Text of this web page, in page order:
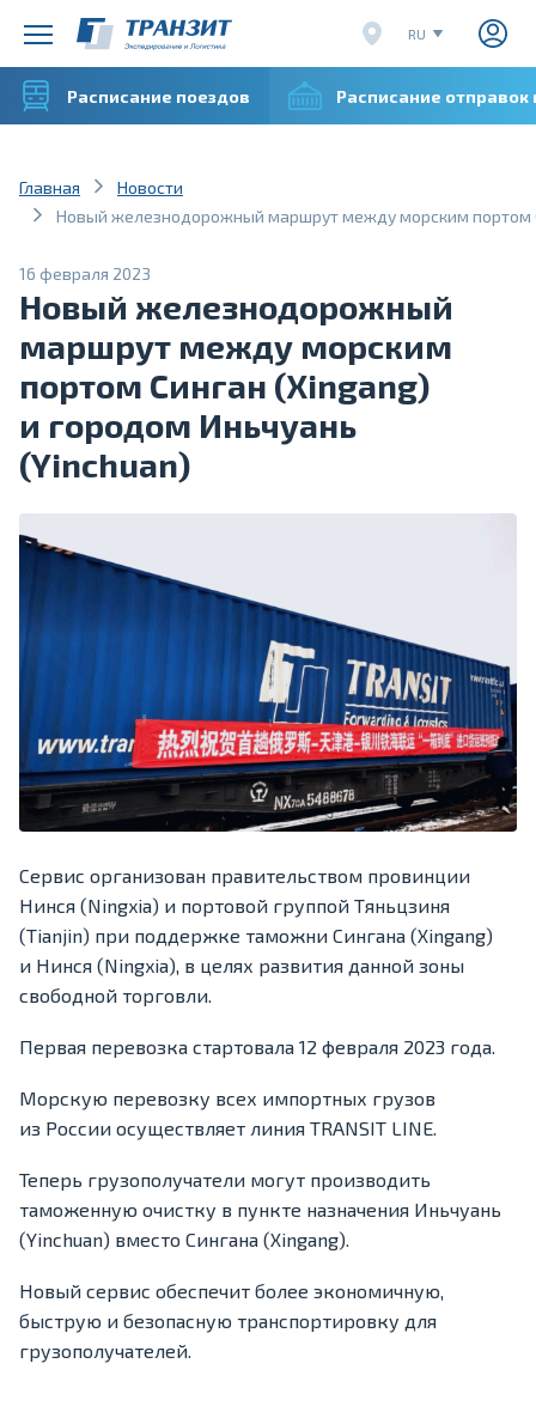
RU
EN
CN
Расписание поездов Расписание
Главная
Новости
Новый железнодорожный маршрут между морским портом
16 февраля 2023
Новый железнодорожный
маршрут между морским
портом Синган (Xingang)
и городом Иньчуань
(Yinchuan)
Сервис организован правительством провинции
Нинся (Ningxia) и портовой группой Тяньцзиня
(Tianjin) при поддержке таможни Сингана (Xingang)
и Нинся (Ningxia), в целях развития данной зоны
свободной торговли.
Первая перевозка стартовала 12 февраля 2023 года.
Морскую перевозку всех импортных грузов
из России осуществляет линия TRANSIT LINE.
Теперь грузополучатели могут производить
таможенную очистку в пункте назначения Иньчуань
(Yinchuan) вместо Сингана (Xingang).
Новый сервис обеспечит более экономичную,
быструю и безопасную транспортировку для
грузополучателей.